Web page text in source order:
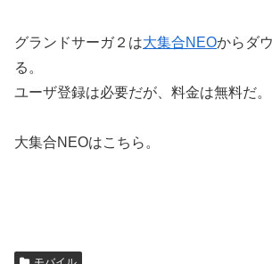
グランドサーガ２は大集合NEOからダ
る。
ユーザ登録は必要だが、料金は無料だ。
大集合NEOはこちら。